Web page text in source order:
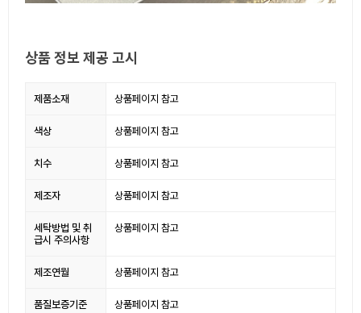
상품 정보 제공 고시
제품소재 상품페이지 참고
색상 상품페이지 참고
치수 상품페이지 참고
제조자 상품페이지 참고
세탁방법 및 취
급시 주의사항
상품페이지 참고
제조연월 상품페이지 참고
품질보증기준 상품페이지 참고